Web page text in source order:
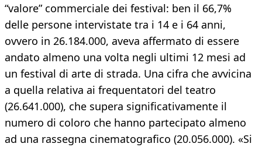
“valore” commerciale dei festival: ben il 66,7%
delle persone intervistate tra i 14 e i 64 anni,
ovvero in 26.184.000, aveva affermato di essere
andato almeno una volta negli ultimi 12 mesi ad
un festival di arte di strada. Una cifra che avvicina
a quella relativa ai frequentatori del teatro
(26.641.000), che supera significativamente il
numero di coloro che hanno partecipato almeno
ad una rassegna cinematografico (20.056.000). «Si